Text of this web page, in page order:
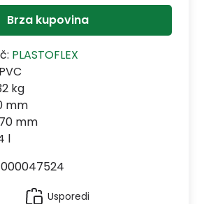
Brza kupovina
PLASTOFLEX
PVC
kg
mm
mm
l
000047524
Usporedi